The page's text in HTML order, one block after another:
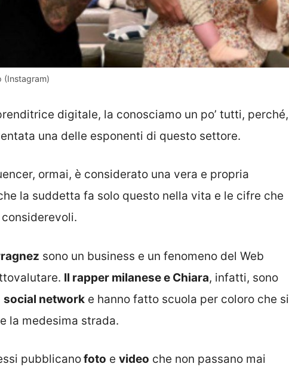
(Instagram)
digitale, la conosciamo un po’ tutti, perché,
una delle esponenti di questo settore.
ormai, è considerato una vera e propria
la suddetta fa solo questo nella vita e le cifre che
sono un business e un fenomeno del Web
Il rapper milanese e Chiara, infatti, sono
social network e hanno fatto scuola per coloro che si
la medesima strada.
pubblicanofoto e video che non passano mai